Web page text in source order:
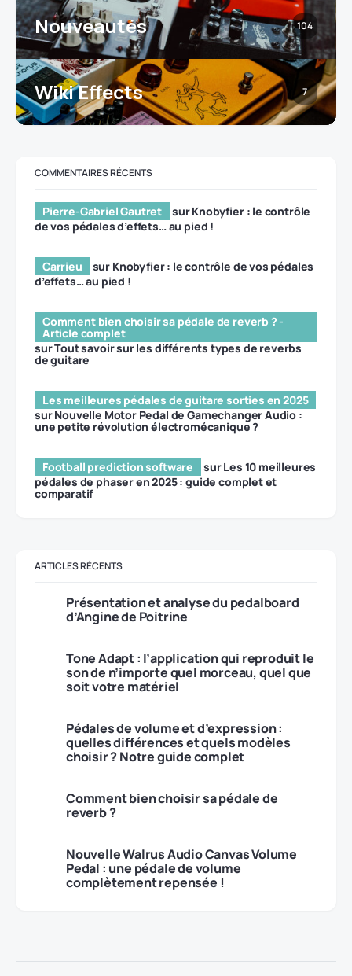
Nouveautés 104
Wiki Effects 7
COMMENTAIRES RÉCENTS
Pierre-Gabriel Gautret surKnobyfier : le contrôle
de vos pédales d’effets… au pied !
Carrieu sur Knobyfier : le contrôle de vos pédales
d’effets… au pied !
Comment bien choisir sa pédale de reverb ? -
Article complet
surTout savoir sur les différents types de reverbs
de guitare
Les meilleures pédales de guitare sorties en 2025
surNouvelle Motor Pedal de Gamechanger Audio :
une petite révolution électromécanique ?
Football prediction software surLes 10 meilleures
pédales de phaser en 2025 : guide complet et
comparatif
ARTICLES RÉCENTS
Présentation et analyse du pedalboard
d’Angine de Poitrine
Tone Adapt : l’application qui reproduit le
son de n’importe quel morceau, quel que
soit votre matériel
Pédales de volume et d’expression :
quelles différences et quels modèles
choisir ? Notre guide complet
Comment bien choisir sa pédale de
reverb ?
Nouvelle Walrus Audio Canvas Volume
Pedal : une pédale de volume
complètement repensée !